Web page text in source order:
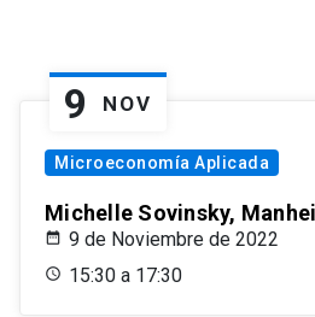
9 NOV
Microeconomía Aplicada
Michelle Sovinsky,
9 de Noviembre de 2022
15:30 a 17:30